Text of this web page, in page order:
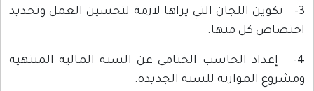
3- تكوين اللجان التي يراها لازمة لتحسين العمل وتحديد
اختصاص كل منها.
4- إعداد الحاسب الختامي عن السنة المالية المنتهية
ومشروع الموازنة للسنة الجديدة.